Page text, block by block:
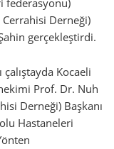
federasyonu)
Derneği)
gerçekleştirdi.
Kocaeli
Prof. Dr. Nuh
Derneği) Başkanı
Hastaneleri